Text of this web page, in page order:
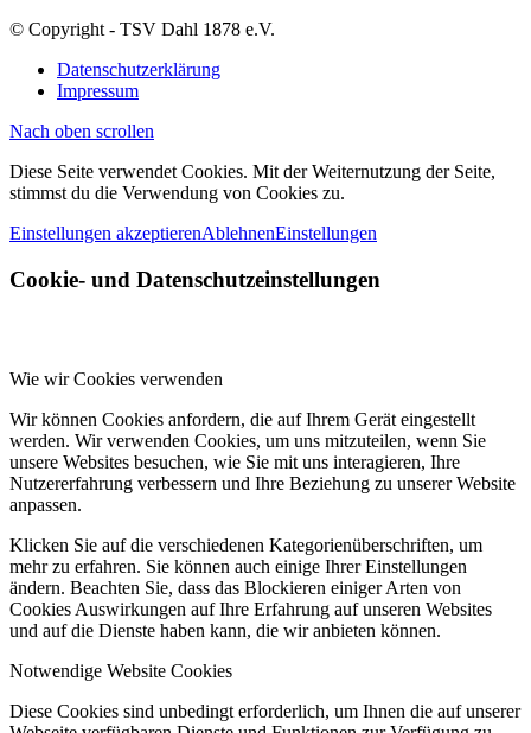
© Copyright - TSV Dahl 1878 e.V.
Datenschutzerklärung
Impressum
Nach oben scrollen
Diese Seite verwendet Cookies. Mit der Weiternutzung der Seite,
stimmst du die Verwendung von Cookies zu.
Einstellungen akzeptierenAblehnenEinstellungen
Cookie- und Datenschutzeinstellungen
Wie wir Cookies verwenden
Wir können Cookies anfordern, die auf Ihrem Gerät eingestellt
werden. Wir verwenden Cookies, um uns mitzuteilen, wenn Sie
unsere Websites besuchen, wie Sie mit uns interagieren, Ihre
Nutzererfahrung verbessern und Ihre Beziehung zu unserer Website
anpassen.
Klicken Sie auf die verschiedenen Kategorienüberschriften, um
mehr zu erfahren. Sie können auch einige Ihrer Einstellungen
ändern. Beachten Sie, dass das Blockieren einiger Arten von
Cookies Auswirkungen auf Ihre Erfahrung auf unseren Websites
und auf die Dienste haben kann, die wir anbieten können.
Notwendige Website Cookies
Diese Cookies sind unbedingt erforderlich, um Ihnen die auf unserer